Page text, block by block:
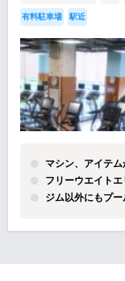
有料駐車場 駅近
マシン、アイテム
フリーウエイトエ
ジム以外にもプー